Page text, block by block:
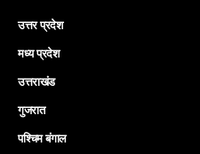
उत्तर प्रदेश
मध्य प्रदेश
उत्तराखंड
गुजरात
पश्चिम बंगाल